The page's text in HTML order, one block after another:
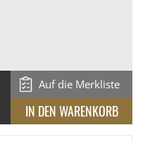
Auf die Merkliste